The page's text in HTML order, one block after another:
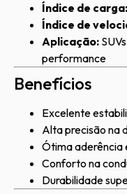
Índice de carga:
Índice de
Aplicação:
performance
Benefícios
Excelente
Alta precisão na
Ótima aderência
Conforto na
Durabilidade